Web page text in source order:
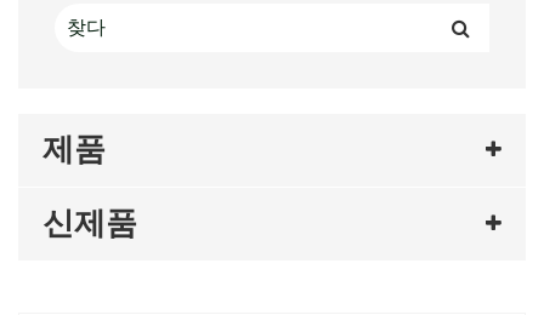
제품
신제품